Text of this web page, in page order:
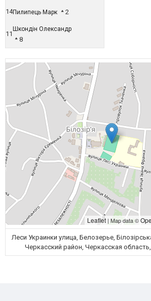
14Пилипець Марк 2
11
Шкондін Олександр
8
Leaflet | Map data ©
Леси Украинки улица, Белозерье,
Черкасский район, Черкасская